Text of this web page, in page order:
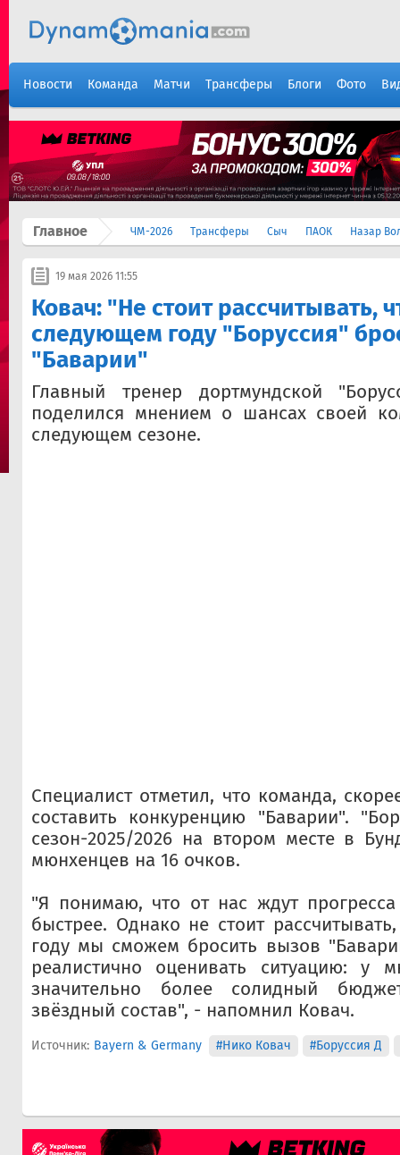
Новости Команда Матчи Трансферы Блоги Фото
Главное ЧМ-2026 Трансферы Сыч ПАОК Назар
19 мая 2026 11:55
Ковач: "Не стоит рассчитывать,
следующем году "Боруссия"
"Баварии"
Главный тренер дортмундской
поделился мнением о шансах своей
следующем сезоне.
Специалист отметил, что команда,
составить конкуренцию "Баварии".
сезон-2025/2026 на втором месте в
мюнхенцев на 16 очков.
"Я понимаю, что от нас ждут
быстрее. Однако не стоит
году мы сможем бросить вызов
реалистично оценивать ситуацию: у
значительно более солидный
звёздный состав", - напомнил Ковач.
Источник: Bayern & Germany #Нико Ковач #Боруссия Д